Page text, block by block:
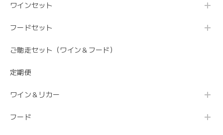
ワインセット
フードセット
ご馳走セット（ワイン＆フード）
定期便
ワイン＆リカー
フード